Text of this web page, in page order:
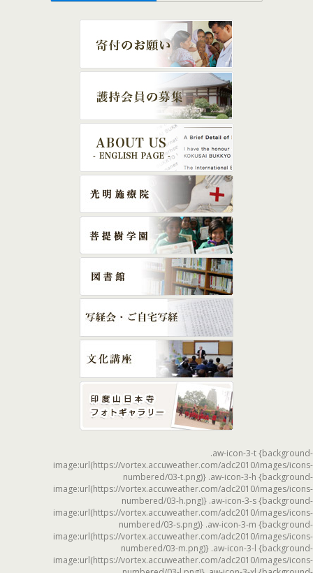
.aw-icon-3-t {background-
image:url(https://vortex.accuweather.com/adc2010/images/icons-
numbered/03-t.png)} .aw-icon-3-h {background-
image:url(https://vortex.accuweather.com/adc2010/images/icons-
numbered/03-h.png)} .aw-icon-3-s {background-
image:url(https://vortex.accuweather.com/adc2010/images/icons-
numbered/03-s.png)} .aw-icon-3-m {background-
image:url(https://vortex.accuweather.com/adc2010/images/icons-
numbered/03-m.png)} .aw-icon-3-l {background-
image:url(https://vortex.accuweather.com/adc2010/images/icons-